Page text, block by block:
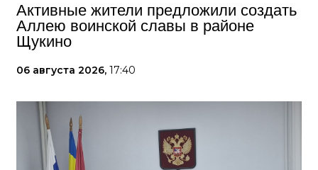
Активные жители предложили создать
Аллею воинской славы в районе
Щукино
06 августа 2026, 17:40